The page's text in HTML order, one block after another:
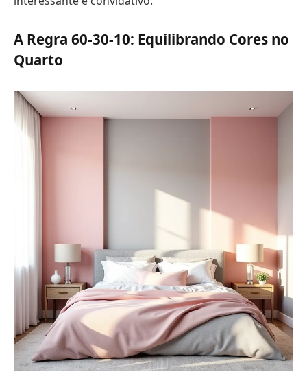
A Regra 60-30-10: Equilibrando Cores no
Quarto